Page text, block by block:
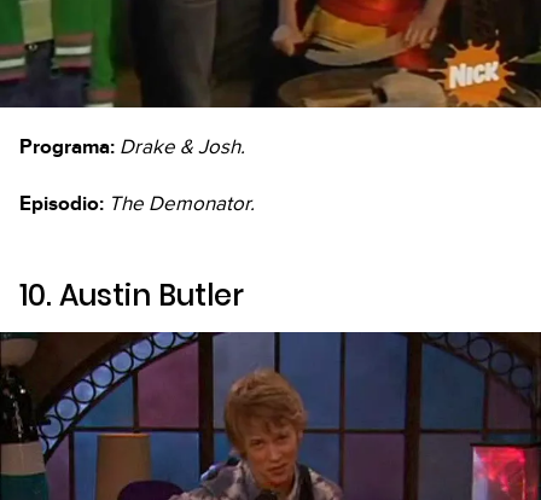
Programa: Drake & Josh.
Episodio: The Demonator.
10. Austin Butler